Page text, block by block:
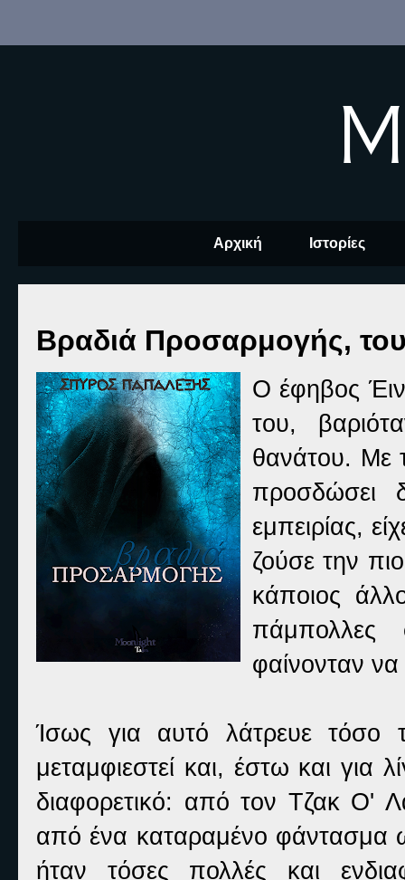
Αρχική Ιστορίες
Βραδιά Προσαρμογής,
Ο έφηβος
του,
θανάτου. Με
προσδώσει
εμπειρίας,
ζούσε την
κάποιος
φαίνονταν
Ίσως για αυτό λάτρευε τόσο
μεταμφιεστεί και, έστω και για
διαφορετικό: από τον Τζακ Ο'
από ένα καταραμένο φάντασμα
ήταν τόσες πολλές και